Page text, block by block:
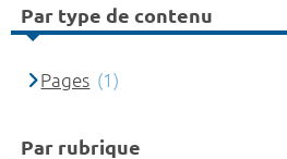
Par type de contenu
Pages (1)
Par rubrique